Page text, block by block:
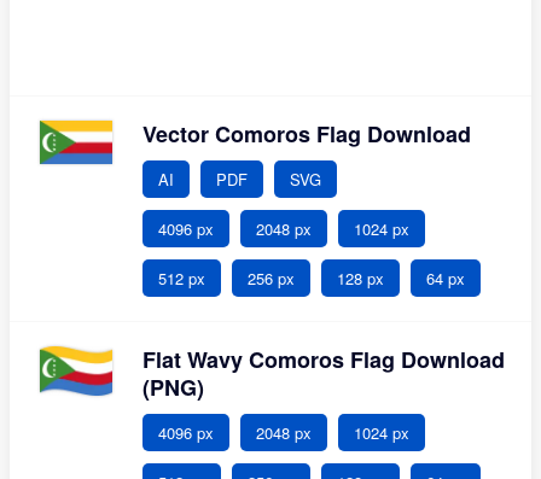
Vector Comoros Flag Download
AI PDF SVG
4096 px 2048 px 1024 px
512 px 256 px 128 px 64 px
Flat Wavy Comoros Flag Download
(PNG)
4096 px 2048 px 1024 px